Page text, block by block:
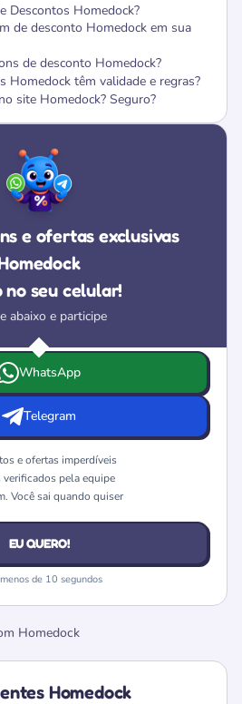
Descontos Homedock?
de desconto Homedock em sua
de desconto Homedock?
Homedock têm validade e regras?
site Homedock? Seguro?
e ofertas exclusivas
no seu celular!
abaixo e participe
as ofertas e cupons da
WhatsApp
Telegram
e ofertas imperdíveis
verificados pela equipe
Você sai quando quiser
EU QUERO!
de 10 segundos
Homedock
Homedock